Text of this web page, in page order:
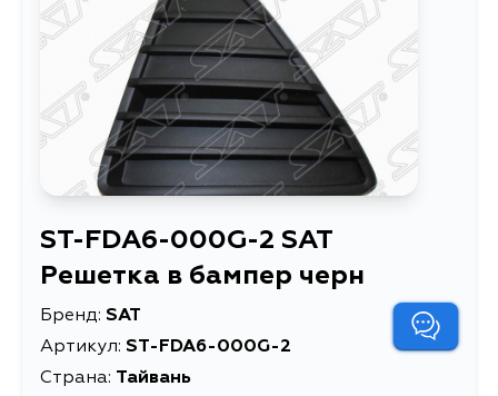
ST-FDA6-000G-2 SAT
Решетка в бампер черн
Бренд: SAT
Артикул: ST-FDA6-000G-2
Страна: Тайвань